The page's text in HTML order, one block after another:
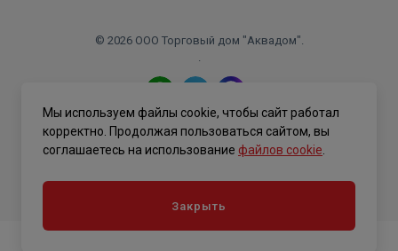
© 2026 ООО Торговый дом "Аквадом".
.
Политика конфиденциальности
Мы используем файлы cookie, чтобы сайт работал
корректно. Продолжая пользоваться сайтом, вы
соглашаетесь на использование файлов cookie
Закрыть